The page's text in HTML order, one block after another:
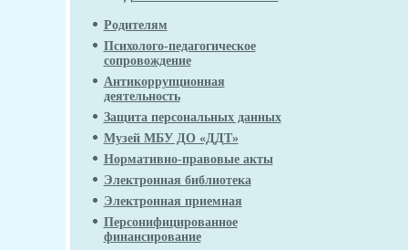
Родителям
Психолого-педагогическое
сопровождение
Антикоррупционная
деятельность
Защита персональных данных
Музей МБУ ДО «ДДТ»
Нормативно-правовые акты
Электронная библиотека
Электронная приемная
Персонифицированное
финансирование